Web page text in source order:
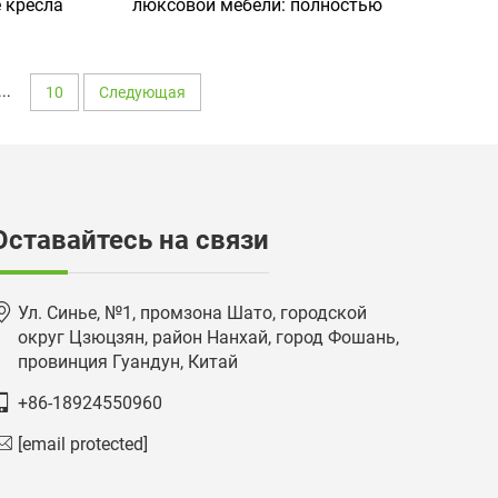
люксовой мебели: полностью
компьютерные кресла с L-
образными ножками и
... 10 Следующая
на связи
Ул. Синье, №1, промзона Шато, городской
округ Цзюцзян, район Нанхай, город Фошань,
провинция Гуандун, Китай
+86-18924550960
[email protected]